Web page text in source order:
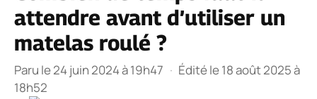
attendre avant d’utiliser un
matelas roulé ?
Paru le 24 juin 2024 à 19h47 · Édité le 18 août 2025 à
18h52